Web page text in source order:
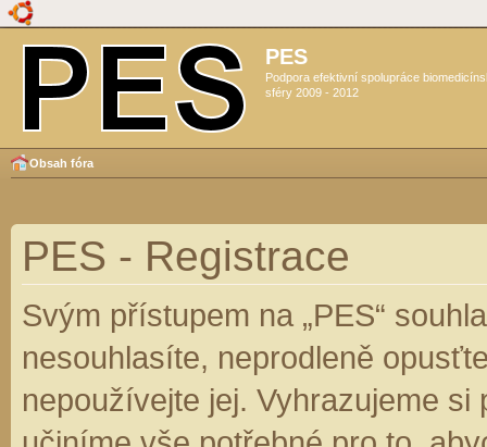
PES
Podpora efektivní spolupráce
sféry 2009 - 2012
Obsah fóra
PES - Registrace
Svým přístupem na „PES“
nesouhlasíte, neprodleně
nepoužívejte jej. Vyhrazujeme